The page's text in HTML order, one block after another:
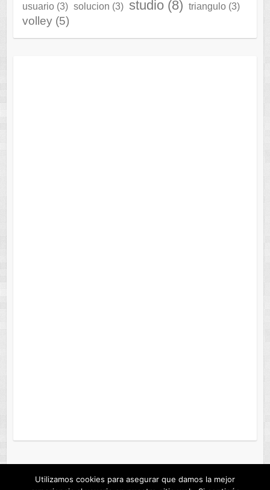
usuario(3) solucion (3) studio(8) triangulo(3)
volley(5)
Utilizamos cookies para asegurar que damos la mejor